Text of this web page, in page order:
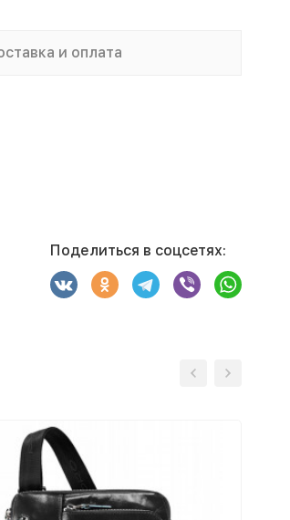
и оплата
Поделиться в соцсетях: